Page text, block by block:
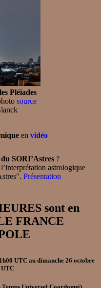
Pléiades
source
en vidéo
SORI’Astres ?
astrologique
Présentation
sont en
FRANCE
UTC au dimanche 26 octobre
UTC